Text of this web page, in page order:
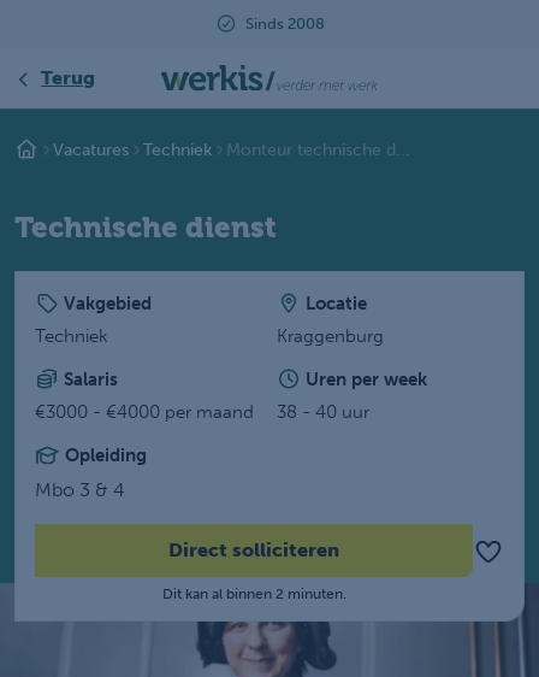
Sinds 2008
Terug
Vacatures Techniek Monteur technische d...
Technische dienst
Vakgebied
Techniek
Locatie
Kraggenburg
Salaris
€3000 - €4000 per maand
Uren per week
38 - 40 uur
Opleiding
Mbo 3 & 4
Direct solliciteren
Dit kan al binnen 2 minuten.